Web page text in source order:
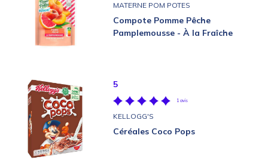
MATERNE POM POTES
Compote Pomme Pêche
Pamplemousse - À la Fraîche
5
1 avis
KELLOGG'S
Céréales Coco Pops